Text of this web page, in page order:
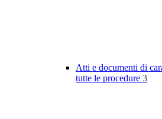
Atti e documenti di
tutte le procedure 3